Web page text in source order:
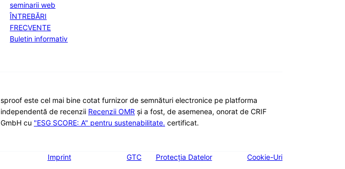
seminarii web
ÎNTREBĂRI
FRECVENTE
Buletin informativ
sproof este cel mai bine cotat furnizor de semnături electronice pe platforma
independentă de recenzii Recenzii OMR și a fost, de asemenea, onorat de CRIF
GmbH cu "ESG SCORE: A" pentru sustenabilitate. certificat.
Imprint GTC Protecția Datelor Cookie-Uri